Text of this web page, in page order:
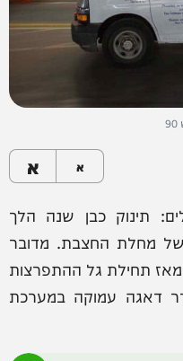
א א
תינוק כבן שנה הלך
של מחלת החצבת. מדובר
של פעוטות מאז תחילת גל ההתפרצות
דאגה עמוקה במערכת